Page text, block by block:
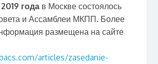
года в Москве состоялось
и Ассамблеи МКПП. Более
размещена на сайте
articles/zasedanie-